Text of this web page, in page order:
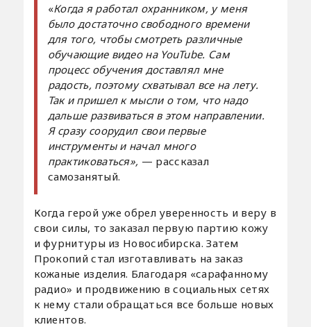
«Когда я работал охранником, у меня
было достаточно свободного времени
для того, чтобы смотреть различные
обучающие видео на YouTube. Сам
процесс обучения доставлял мне
радость, поэтому схватывал все на лету.
Так и пришел к мысли о том, что надо
дальше развиваться в этом направлении.
Я сразу соорудил свои первые
инструменты и начал много
практиковаться», — рассказал
самозанятый.
Когда герой уже обрел уверенность и веру в
свои силы, то заказал первую партию кожу
и фурнитуры из Новосибирска. Затем
Прокопий стал изготавливать на заказ
кожаные изделия. Благодаря «сарафанному
радио» и продвижению в социальных сетях
к нему стали обращаться все больше новых
клиентов.